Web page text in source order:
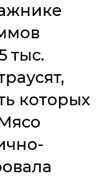
тыс.
которых